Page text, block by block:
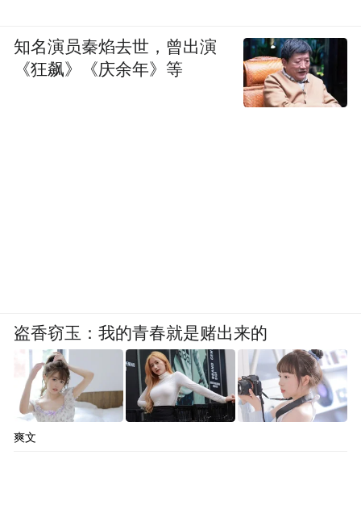
知名演员秦焰去世，曾出演
《狂飙》《庆余年》等
盗香窃玉：我的青春就是赌出来的
爽文